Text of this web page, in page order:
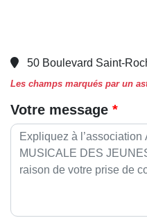
50 Boulevard Saint-
Les champs marqués par un
Votre message